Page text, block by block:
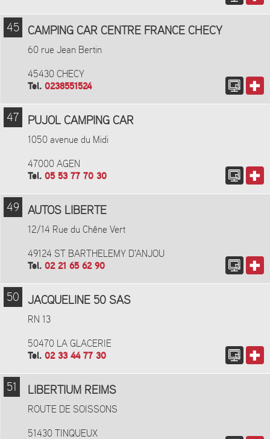
45 CAMPING CAR CENTRE FRANCE CHECY
60 rue Jean Bertin
45430 CHECY
Tel. 0238551524
47 PUJOL CAMPING CAR
1050 avenue du Midi
47000 AGEN
Tel. 05 53 77 70 30
49 AUTOS LIBERTE
12/14 Rue du Chêne Vert
49124 ST BARTHELEMY D'ANJOU
Tel. 02 21 65 62 90
50 JACQUELINE 50 SAS
RN 13
50470 LA GLACERIE
Tel. 02 33 44 77 30
51 LIBERTIUM REIMS
ROUTE DE SOISSONS
51430 TINQUEUX